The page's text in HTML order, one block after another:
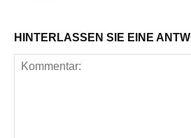
HINTERLASSEN SIE EINE